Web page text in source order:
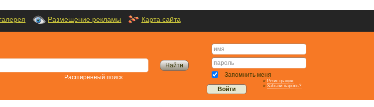
Размещение рекламы Карта сайта
Расширенный поиск Запомнить меня
» Регистрация
» Забыли пароль?